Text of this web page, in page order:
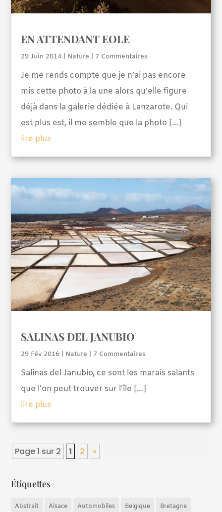
EN ATTENDANT EOLE
29 Juin 2014 | Nature | 7 Commentaires
Je me rends compte que je n’ai pas encore
mis cette photo à la une alors qu’elle figure
déjà dans la galerie dédiée à Lanzarote. Qui
est plus est, il me semble que la photo […]
lire plus
SALINAS DEL JANUBIO
29 Fév 2016 Nature | 7 Commentaires
Salinas del Janubio, ce sont les marais salants
que l’on peut trouver sur l’île […]
lire plus
Page 1 sur 2 1 2 »
Étiquettes
Abstrait Alsace Automobiles Belgique Bretagne